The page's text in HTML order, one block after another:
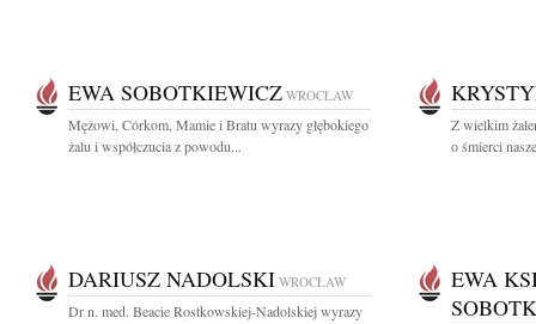
EWA SOBOTKIEWICZ WROCŁAW
Mężowi, Córkom, Mamie i Bratu wyrazy głębokiego
żalu i współczucia z powodu...
Z wielkim
o śmierci
DARIUSZ NADOLSKI WROCŁAW
Dr n. med. Beacie Rostkowskiej-Nadolskiej wyrazy
EWA